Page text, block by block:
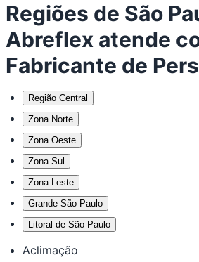
Regiões de São
Abreflex atende
Fabricante de
Região Central
Zona Norte
Zona Oeste
Zona Sul
Zona Leste
Grande São Paulo
Litoral de São Paulo
Aclimação